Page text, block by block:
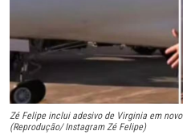
Zé Felipe inclui adesivo de Virginia em
(Reprodução/ Instagram Zé Felipe)